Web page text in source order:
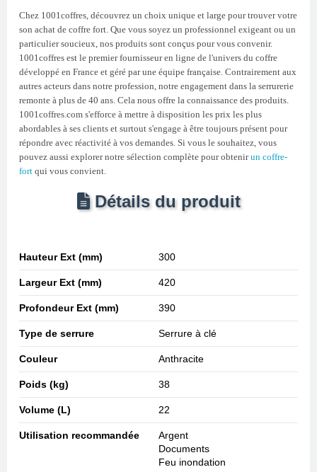
Chez 1001coffres, découvrez un choix unique et large pour trouver votre
son achat de coffre fort. Que vous soyez un professionnel exigeant ou un
particulier soucieux, nos produits sont conçus pour vous convenir.
1001coffres est le premier fournisseur en ligne de l'univers du coffre
développé en France et géré par une équipe française. Contrairement aux
autres acteurs dans notre profession, notre engagement dans la serrurerie
remonte à plus de 40 ans. Cela nous offre la connaissance des produits.
1001coffres.com s'efforce à mettre à disposition les prix les plus
abordables à ses clients et surtout s'engage à être toujours présent pour
répondre avec réactivité à vos demandes. Si vous le souhaitez, vous
pouvez aussi explorer notre sélection complète pour obtenirun coffre-
fort qui vous convient.
Détails du produit
Hauteur Ext (mm) 300
Largeur Ext (mm) 420
Profondeur Ext (mm) 390
Type de serrure Serrure à clé
Couleur Anthracite
Poids (kg) 38
Volume (L) 22
Utilisation recommandée
Argent
Documents
Feu inondation